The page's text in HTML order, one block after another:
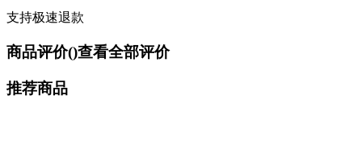
支持极速退款
商品评价()查看全部评价
推荐商品